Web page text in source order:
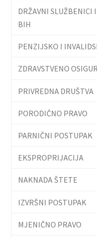
DRŽAVNI SLUŽBENICI
BIH
PENZIJSKO I
ZDRAVSTVENO
PRIVREDNA DRUŠTVA
PORODIČNO PRAVO
PARNIČNI POSTUPAK
EKSPROPRIJACIJA
NAKNADA ŠTETE
IZVRŠNI POSTUPAK
MJENIČNO PRAVO